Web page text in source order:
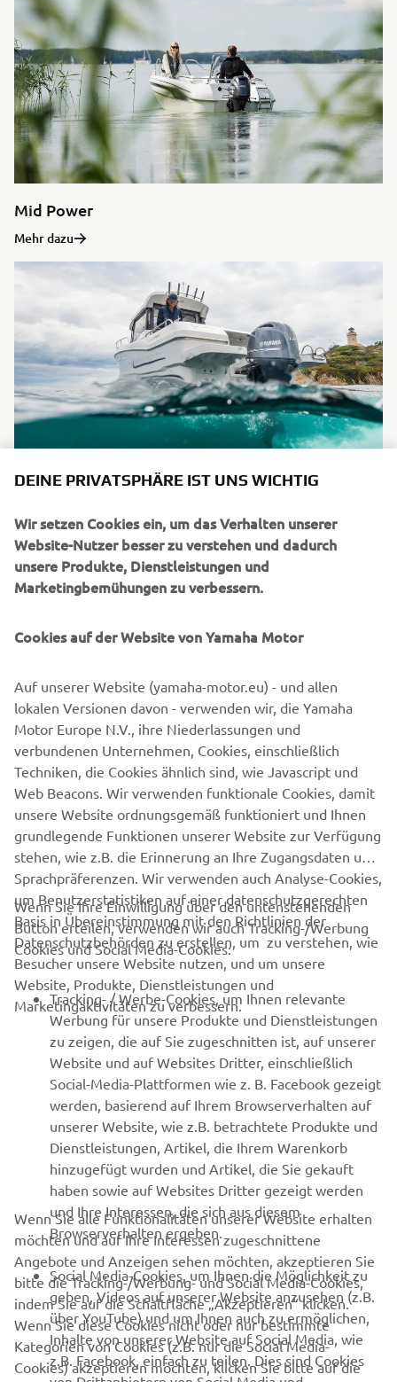
Mid Power
Mehr dazu
Mehr dazu
Premium
Mehr dazu
UNTERNEHMEN
B2B
MEHR VON YAMAHA
SUPPORT
NEWSLETTER
Erfahre als Erster von den neuesten Angeboten,
Sonderveranstaltungen, Neuerscheinungen und vielem mehr.
ABONNIEREN
Lesen Sie unsere Datenschutzrichtlinie, um zu erfahren, wie wir
Ihre persönlichen Daten verarbeiten:Datenschutzerklärung
DEINE PRIVATSPHÄRE IST UNS WICHTIG
Wir setzen Cookies ein, um das Verhalten unserer
Website-Nutzer besser zu verstehen und dadurch
unsere Produkte, Dienstleistungen und
Marketingbemühungen zu verbessern.
Cookies auf der Website von Yamaha Motor
Auf unserer Website (yamaha-motor.eu) - und allen
lokalen Versionen davon - verwenden wir, die Yamaha
Motor Europe N.V., ihre Niederlassungen und
verbundenen Unternehmen, Cookies, einschließlich
Techniken, die Cookies ähnlich sind, wie Javascript und
Web Beacons. Wir verwenden funktionale Cookies, damit
unsere Website ordnungsgemäß funktioniert und Ihnen
grundlegende Funktionen unserer Website zur Verfügung
stehen, wie z.B. die Erinnerung an Ihre Zugangsdaten und
Sprachpräferenzen. Wir verwenden auch Analyse-Cookies,
um Benutzerstatistiken auf einer datenschutzgerechten
Basis in Übereinstimmung mit den Richtlinien der
Datenschutzbehörden zu erstellen, um zu verstehen, wie
Besucher unsere Website nutzen, und um unsere
Website, Produkte, Dienstleistungen und
Marketingaktivitäten zu verbessern.
Wenn Sie Ihre Einwilligung über den untenstehenden
Button erteilen, verwenden wir auch Tracking-/Werbung
Cookies und Social Media-Cookies:
Tracking- / Werbe-Cookies, um Ihnen relevante
Werbung für unsere Produkte und Dienstleistungen
zu zeigen, die auf Sie zugeschnitten ist, auf unserer
Website und auf Websites Dritter, einschließlich
Social-Media-Plattformen wie z. B. Facebook gezeigt
werden, basierend auf Ihrem Browserverhalten auf
unserer Website, wie z.B. betrachtete Produkte und
Dienstleistungen, Artikel, die Ihrem Warenkorb
hinzugefügt wurden und Artikel, die Sie gekauft
haben sowie auf Websites Dritter gezeigt werden
und Ihre Interessen, die sich aus diesem
Browserverhalten ergeben.
Social Media-Cookies, um Ihnen die Möglichkeit zu
geben, Videos auf unserer Website anzusehen (z.B.
über YouTube) und um Ihnen auch zu ermöglichen,
Inhalte von unserer Website auf Social Media, wie
z.B. Facebook, einfach zu teilen. Dies sind Cookies
Wenn Sie alle Funktionalitäten unserer Website erhalten
möchten und auf Ihre Interessen zugeschnittene
Angebote und Anzeigen sehen möchten, akzeptieren Sie
bitte die Tracking-/Werbung- und Social Media-Cookies,
indem Sie auf die Schaltfläche „Akzeptieren“ klicken.
Wenn Sie diese Cookies nicht oder nur bestimmte
Kategorien von Cookies (z.B. nur die Social Media-
Cookies) akzeptieren möchten, klicken Sie bitte auf die